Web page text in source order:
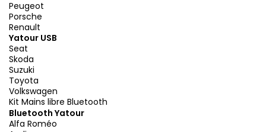
Peugeot
Porsche
Renault
Yatour USB
Seat
Skoda
Suzuki
Toyota
Volkswagen
Kit Mains libre Bluetooth
Bluetooth Yatour
Alfa Roméo